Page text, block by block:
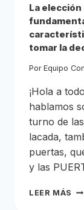
La
tomar la
Por Equipo
¡Hola a
hablamos
turno de
lacada,
puertas,
y las
LEER MÁS